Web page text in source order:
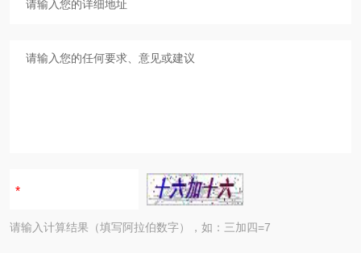
请输入计算结果（填写阿拉伯数字），如：三加四=7